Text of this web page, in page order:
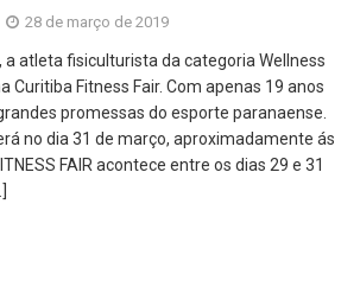
28 de março de 2019
a atleta fisiculturista da categoria Wellness
Curitiba Fitness Fair. Com apenas 19 anos
promessas do esporte paranaense.
no dia 31 de março, aproximadamente ás
FAIR acontece entre os dias 29 e 31